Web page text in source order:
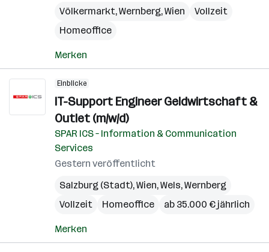
Völkermarkt,Wernberg,Wien
Vollzeit
Homeoffice
Merken
Einblicke
IT-Support Engineer Geldwirtschaft &
Outlet (m/w/d)
SPAR ICS – Information & Communication
Services
Gestern veröffentlicht
Salzburg (Stadt),Wien,Wels,Wernberg
Vollzeit
Homeoffice ab 35.000 € jährlich
Merken